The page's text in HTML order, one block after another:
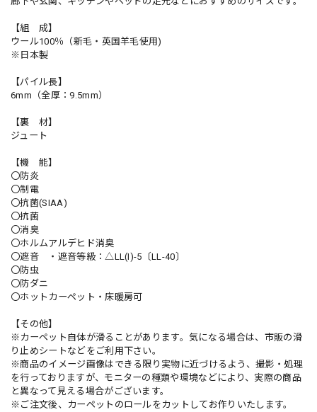
【組 成】
ウール100％（新毛・英国羊毛使用)
※日本製
【パイル長】
6mm（全厚：9.5mm）
【裏 材】
ジュート
【機 能】
〇防炎
〇制電
〇抗菌(SIAA)
〇抗菌
〇消臭
〇ホルムアルデヒド消臭
〇遮音 ・遮音等級：△LL(I)-5〔LL-40〕
〇防虫
〇防ダニ
〇ホットカーペット・床暖房可
【その他】
※カーペット自体が滑ることがあります。気になる場合は、市販の滑
り止めシートなどをご利用下さい。
※商品のイメージ画像はできる限り実物に近づけるよう、撮影・処理
を行っておりますが、モニターの種類や環境などにより、実際の商品
と異なって見える場合がございます。
※ご注文後、カーペットのロールをカットしてお作りいたします。